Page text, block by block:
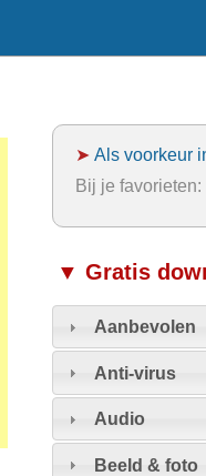
➤Als voorkeur
Bij je favorieten:
▼ Gratis
Aanbevolen
Anti-virus
Audio
Beeld & foto